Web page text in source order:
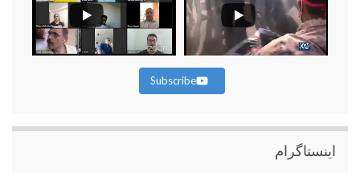
Subscribe
اینستاگرام